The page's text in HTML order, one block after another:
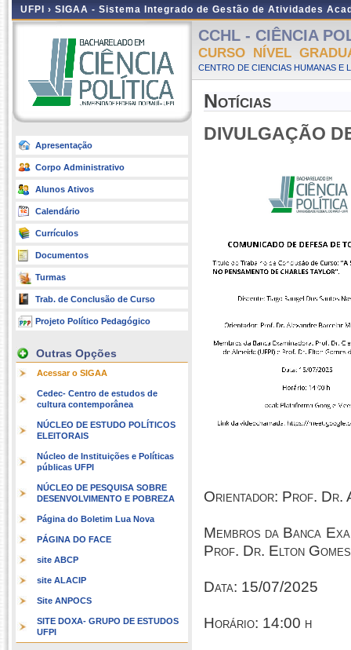
UFPI › SIGAA - Sistema Integrado de Gestão de Atividades
Apresentação
Corpo Administrativo
Alunos Ativos
Calendário
Currículos
Documentos
Turmas
Trab. de Conclusão de Curso
Projeto Político Pedagógico
Outras Opções
Acessar o SIGAA
Cedec- Centro de estudos de
cultura contemporânea
NÚCLEO DE ESTUDO POLÍTICOS
ELEITORAIS
Núcleo de Instituições e Políticas
públicas UFPI
NÚCLEO DE PESQUISA SOBRE
DESENVOLVIMENTO E POBREZA
Página do Boletim Lua Nova
PÁGINA DO FACE
site ABCP
site ALACIP
Site ANPOCS
SITE DOXA- GRUPO DE ESTUDOS
UFPI
CCHL - CIÊNCIA
CURSO NÍVEL
CENTRO DE CIENCIAS HUMANAS E
Notícias
DIVULGAÇÃO
Orientador: Prof. Dr.
Membros da Banca
Prof. Dr. Elton
Data: 15/07/2025
Horário: 14:00 h